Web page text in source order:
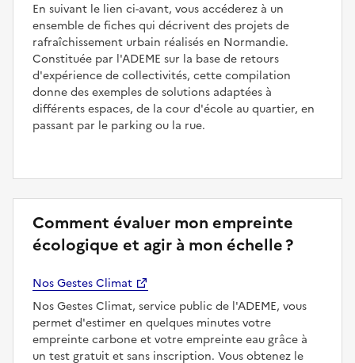
En suivant le lien ci-avant, vous accéderez à un
ensemble de fiches qui décrivent des projets de
rafraîchissement urbain réalisés en Normandie.
Constituée par l'ADEME sur la base de retours
d'expérience de collectivités, cette compilation
donne des exemples de solutions adaptées à
différents espaces, de la cour d'école au quartier, en
passant par le parking ou la rue.
Comment évaluer mon empreinte
écologique et agir à mon échelle ?
Nos Gestes Climat
Nos Gestes Climat, service public de l'ADEME, vous
permet d'estimer en quelques minutes votre
empreinte carbone et votre empreinte eau grâce à
un test gratuit et sans inscription. Vous obtenez le